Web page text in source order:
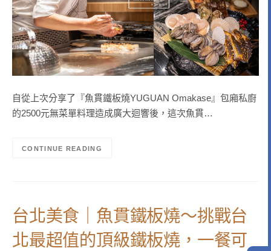
自從上次分享了『魚貫鐵板燒YUGUAN Omakase』包廂私廚
的2500元無菜單料理造成廣大迴響後，這次魚貫…
CONTINUE READING
台北美食｜魚貫鐵板燒～挑戰台
北最超值的頂級鐵板燒，一餐可